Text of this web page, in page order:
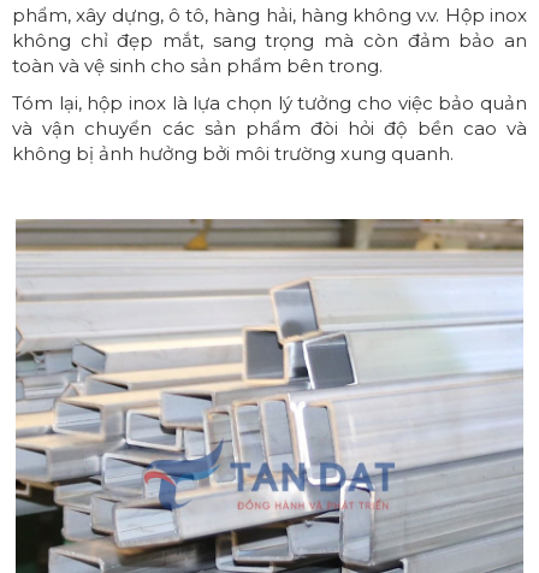
phẩm, xây dựng, ô tô, hàng hải, hàng không v.v. Hộp inox
không chỉ đẹp mắt, sang trọng mà còn đảm bảo an
toàn và vệ sinh cho sản phẩm bên trong.
Tóm lại, hộp inox là lựa chọn lý tưởng cho việc bảo quản
và vận chuyển các sản phẩm đòi hỏi độ bền cao và
không bị ảnh hưởng bởi môi trường xung quanh.